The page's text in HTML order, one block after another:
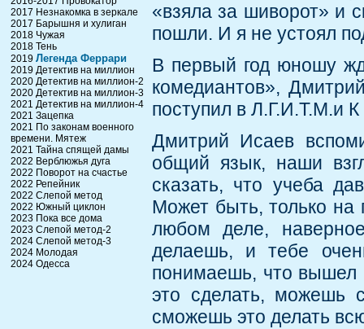
2017 Незнакомка в зеркале
2017 Барышня и хулиган
2018 Чужая
2018 Тень
2019 Легенда Феррари
2019 Детектив на миллион
2020 Детектив на миллион-2
2020 Детектив на миллион-3
2021 Детектив на миллион-4
2021 Зацепка
2021 По законам военного
времени. Мятеж
2021 Тайна спящей дамы
2022 Верблюжья дуга
2022 Поворот на счастье
2022 Репейник
2022 Слепой метод
2022 Южный циклон
2023 Пока все дома
2023 Слепой метод-2
2024 Слепой метод-3
2024 Молодая
2024 Одесса
«взяла за шиворот» и
пошли. И я не устоял
В первый год юношу
комедиантов»,
поступил в Л.Г.И.Т.М.и
Дмитрий Исаев
общий язык, наши
сказать, что учеба
Может быть, только на
любом деле,
делаешь, и тебе
понимаешь, что вышел
это сделать, можешь
сможешь это делать